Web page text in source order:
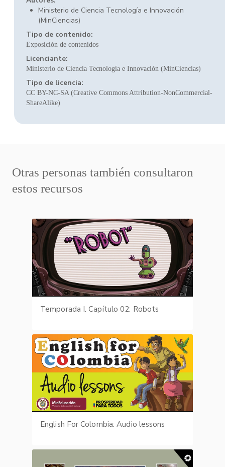
Ministerio de Ciencia Tecnología e Innovación
(MinCiencias)
Tipo de contenido:
Exposición de contenidos
Licenciante:
Ministerio de Ciencia Tecnología e Innovación (MinCiencias)
Tipo de licencia:
CC BY-NC-SA (Creative Commons Attribution-NonCommercial-
ShareAlike)
Otras personas también consultaron
estos recursos
Temporada I. Capítulo 02: Robots
English For Colombia: Audio lessons